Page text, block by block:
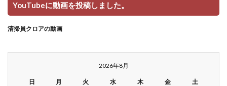
YouTubeに動画を投稿しました。
清掃員クロアの動画
2026年8月
日 月 火 水 木 金 土